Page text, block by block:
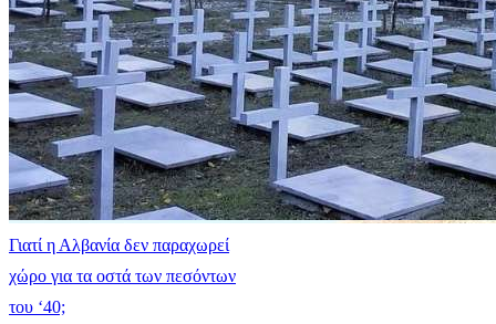
Γιατί η Αλβανία δεν παραχωρεί
χώρο για τα οστά των πεσόντων
του ‘40;